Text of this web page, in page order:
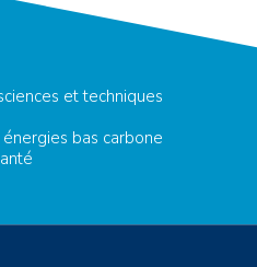
et techniques
bas carbone